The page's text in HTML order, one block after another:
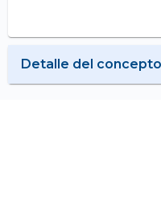
Detalle del concepto